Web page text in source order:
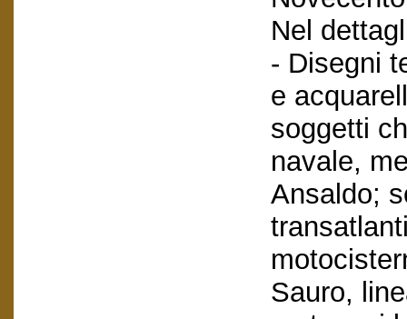
Nel
- Disegni
e
soggetti
navale,
Ansaldo;
Sauro,